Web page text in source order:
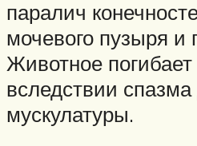
паралич
мочевого пузыря и
Животное
вследствии
мускулатуры.